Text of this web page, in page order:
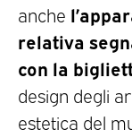
anche
relativa
con la
design degli
estetica del